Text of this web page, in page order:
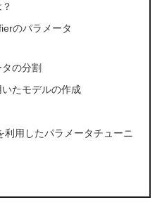
のパラメータ
の分割
たモデルの作成
利用したパラメータチューニ